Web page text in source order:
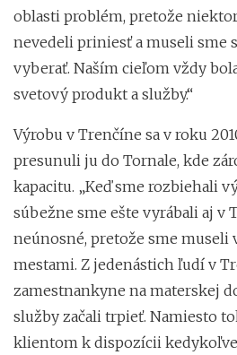
oblasti problém, pretože
nevedeli priniesť a museli sme
vyberať. Naším cieľom vždy
svetový produkt a služby.“
Výrobu v Trenčíne sa v roku
presunuli ju do Tornale, kde
kapacitu. „Keď sme rozbiehali
súbežne sme ešte vyrábali aj v
neúnosné, pretože sme museli
mestami. Z jedenástich ľudí v
zamestnankyne na materskej
služby začali trpieť. Namiesto
klientom k dispozícii